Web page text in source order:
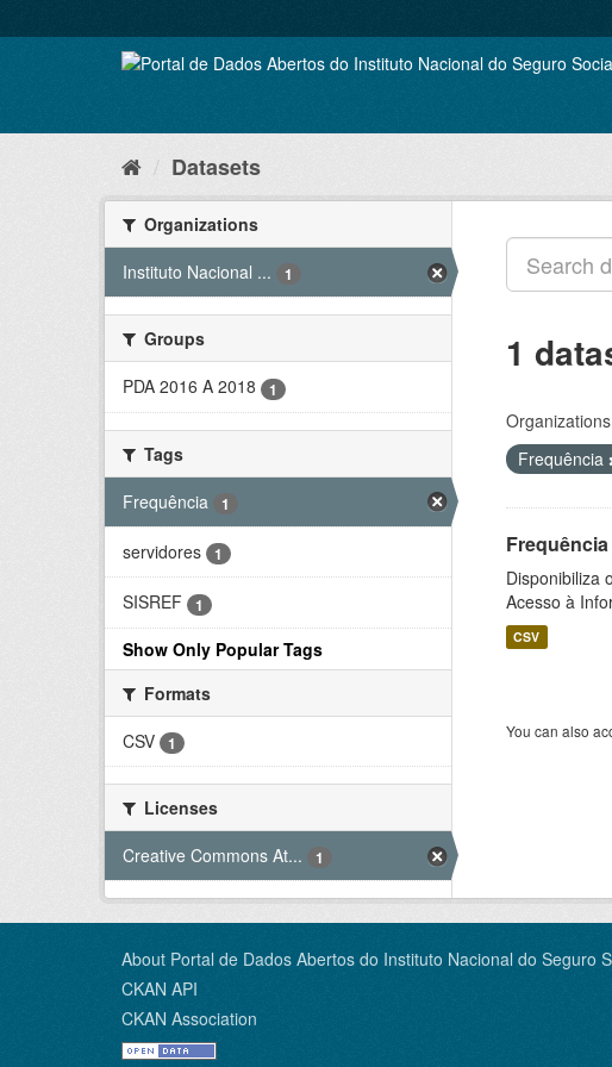
to
Datasets
Organizations
Instituto Nacional ...
1
Groups
PDA 2016 A 2018
1
Tags
Frequência
1
servidores 1
SISREF 1
Show Only Popular Tags
Formats
CSV
1
Licenses
Creative Commons At...
1
1
Frequência
Disponibiliza
Acesso à
CSV
You can also
About Portal de Dados Abertos do Instituto Nacional do Seguro
CKAN API
CKAN Association